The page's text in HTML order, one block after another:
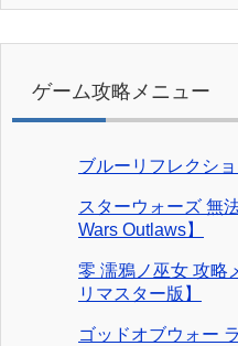
ゲーム攻略メニュー
ブルーリフレクシ
スターウォーズ 無
Wars Outlaws】
零 濡鴉ノ巫女 攻略
リマスター版】
ゴッドオブウォー